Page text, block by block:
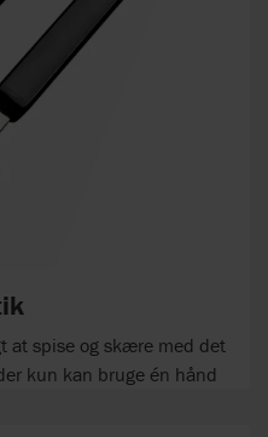
at spise og skære med det
kun kan bruge én hånd